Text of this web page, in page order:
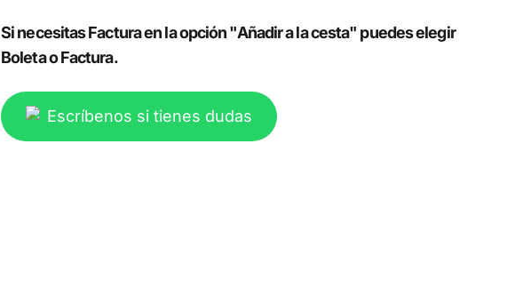
Si necesitas Factura en la opción "Añadir a la cesta" puedes elegir
Boleta o Factura.
Escríbenos si tienes dudas